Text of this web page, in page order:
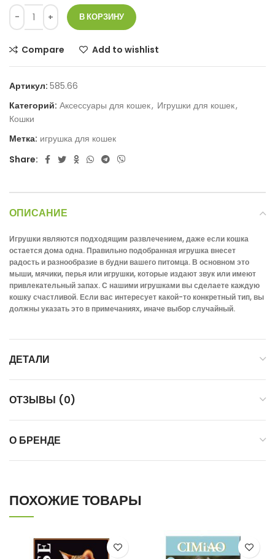
В КОРЗИНУ
Compare Add to wishlist
Артикул: 585.66
Категорий: Аксессуары для кошек, Игрушки для кошек,
Кошки
Метка: игрушка для кошек
Share:
ОПИСАНИЕ
Игрушки являются подходящим развлечением, даже если кошка
остается дома одна. Правильно подобранная игрушка внесет
радость и разнообразие в будни вашего питомца. В основном это
мыши, мячики, перья или игрушки, которые издают звук или имеют
привлекательный запах. С нашими игрушками вы сделаете каждую
кошку счастливой. Если вас интересует какой-то конкретный тип, вы
должны указать это в примечаниях, иначе выбор случайный.
ДЕТАЛИ
ОТЗЫВЫ (0)
О БРЕНДЕ
ПОХОЖИЕ ТОВАРЫ